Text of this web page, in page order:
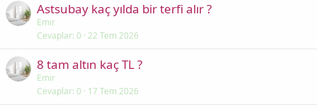
Astsubay kaç yılda bir terfi alır ?
Emir
Cevaplar 0 22 Tem 2026
8 tam altın kaç TL ?
Emir
Cevaplar 0 17 Tem 2026